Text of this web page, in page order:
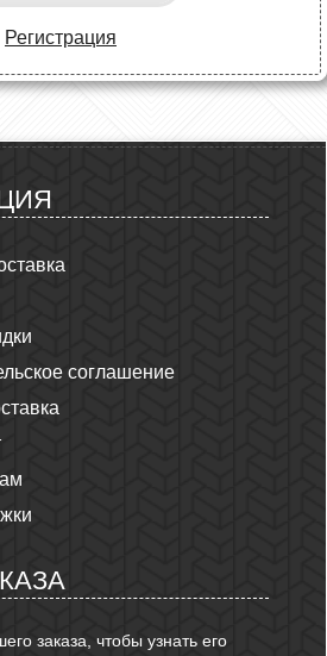
Регистрация
соглашение
заказа, чтобы узнать его